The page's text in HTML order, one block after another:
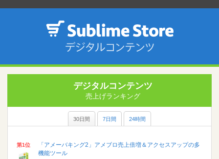
デジタルコンテンツ
売上げランキング
30日間 7日間 24時間
第1位
「アメーバキング2」アメブロ売上倍増＆アクセスアップの多
機能ツール